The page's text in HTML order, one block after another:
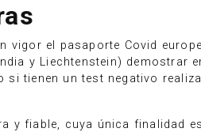
vigor el pasaporte Covid
y Liechtenstein) demostrar
tienen un test negativo
y fiable, cuya única finalidad